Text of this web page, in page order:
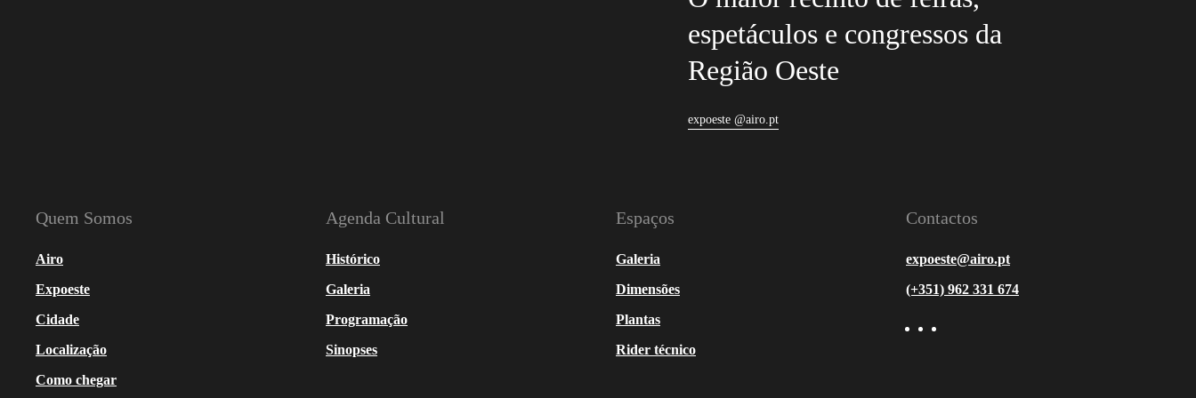
espetáculos e congressos da
Região Oeste
expoeste @airo.pt
Quem Somos
Airo
Expoeste
Cidade
Localização
Como chegar
Agenda Cultural
Histórico
Galeria
Programação
Sinopses
Espaços
Galeria
Dimensões
Plantas
Rider técnico
Contactos
expoeste@airo.pt
(+351) 962 331 674